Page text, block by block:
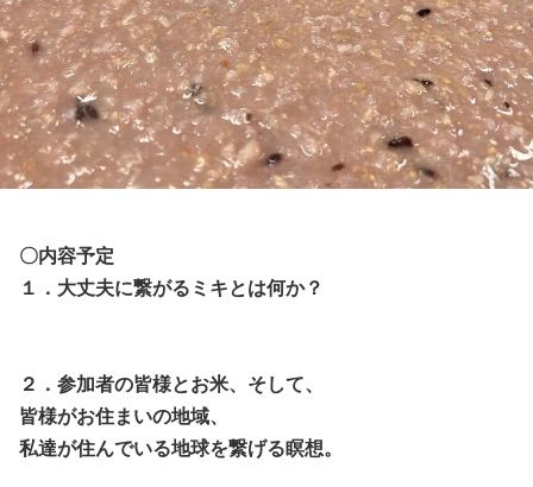
〇内容予定
１．大丈夫に繋がるミキとは何か？
２．参加者の皆様とお米、そして、
皆様がお住まいの地域、
私達が住んでいる地球を繋げる瞑想。